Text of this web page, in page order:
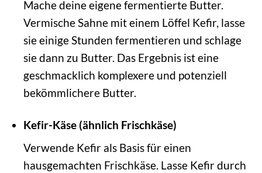
Mache deine eigene fermentierte Butter.
Vermische Sahne mit einem Löffel Kefir, lasse
sie einige Stunden fermentieren und schlage
sie dann zu Butter. Das Ergebnis ist eine
geschmacklich komplexere und potenziell
bekömmlichere Butter.
Kefir-Käse (ähnlich Frischkäse)
Verwende Kefir als Basis für einen
hausgemachten Frischkäse. Lasse Kefir durch